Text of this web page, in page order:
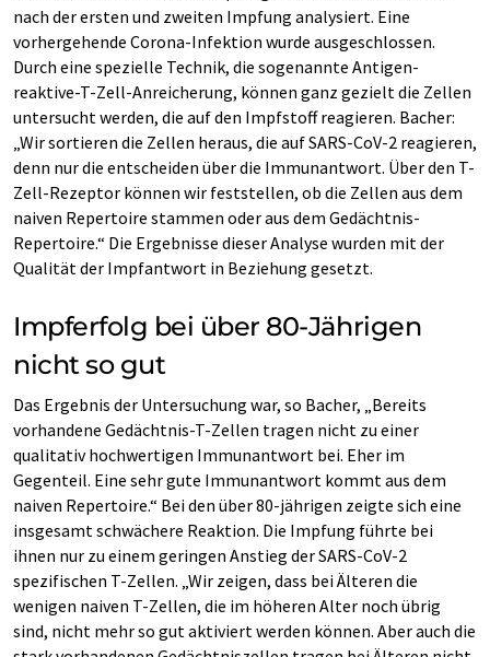
nach der ersten und zweiten Impfung analysiert. Eine
vorhergehende Corona-Infektion wurde ausgeschlossen.
Durch eine spezielle Technik, die sogenannte Antigen-
reaktive-T-Zell-Anreicherung, können ganz gezielt die Zellen
untersucht werden, die auf den Impfstoff reagieren. Bacher:
„Wir sortieren die Zellen heraus, die auf SARS-CoV-2 reagieren,
denn nur die entscheiden über die Immunantwort. Über den T-
Zell-Rezeptor können wir feststellen, ob die Zellen aus dem
naiven Repertoire stammen oder aus dem Gedächtnis-
Repertoire.“ Die Ergebnisse dieser Analyse wurden mit der
Qualität der Impfantwort in Beziehung gesetzt.
Impferfolg bei über 80-Jährigen
nicht so gut
Das Ergebnis der Untersuchung war, so Bacher, „Bereits
vorhandene Gedächtnis-T-Zellen tragen nicht zu einer
qualitativ hochwertigen Immunantwort bei. Eher im
Gegenteil. Eine sehr gute Immunantwort kommt aus dem
naiven Repertoire.“ Bei den über 80-jährigen zeigte sich eine
insgesamt schwächere Reaktion. Die Impfung führte bei
ihnen nur zu einem geringen Anstieg der SARS-CoV-2
spezifischen T-Zellen. „Wir zeigen, dass bei Älteren die
wenigen naiven T-Zellen, die im höheren Alter noch übrig
sind, nicht mehr so gut aktiviert werden können. Aber auch die